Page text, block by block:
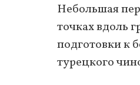
Небольшая
точках вдоль
подготовки к
турецкого